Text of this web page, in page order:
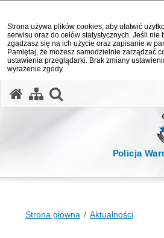
Strona używa plików cookies, aby ułatwić
serwisu oraz do celów statystycznych. Jeśli nie
zgadzasz się na ich użycie oraz zapisanie w
Pamiętaj, że możesz samodzielnie zarządzać
ustawienia przeglądarki. Brak zmiany
wyrażenie zgody.
Policja
Strona główna Aktualności